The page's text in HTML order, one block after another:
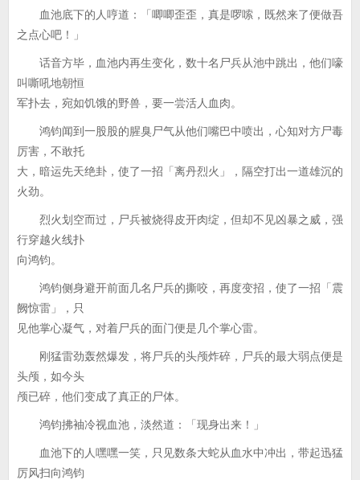
血池底下的人哼道：「唧唧歪歪，真是啰嗦，既然来了便做吾
之点心吧！」
话音方毕，血池内再生变化，数十名尸兵从池中跳出，他们嚎
叫嘶吼地朝恒
军扑去，宛如饥饿的野兽，要一尝活人血肉。
鸿钧闻到一股股的腥臭尸气从他们嘴巴中喷出，心知对方尸毒
厉害，不敢托
大，暗运先天绝卦，使了一招「离丹烈火」，隔空打出一道雄沉的
火劲。
烈火划空而过，尸兵被烧得皮开肉绽，但却不见凶暴之威，强
行穿越火线扑
向鸿钧。
鸿钧侧身避开前面几名尸兵的撕咬，再度变招，使了一招「震
阙惊雷」，只
见他掌心凝气，对着尸兵的面门便是几个掌心雷。
刚猛雷劲轰然爆发，将尸兵的头颅炸碎，尸兵的最大弱点便是
头颅，如今头
颅已碎，他们变成了真正的尸体。
鸿钧拂袖冷视血池，淡然道：「现身出来！」
血池下的人嘿嘿一笑，只见数条大蛇从血水中冲出，带起迅猛
厉风扫向鸿钧